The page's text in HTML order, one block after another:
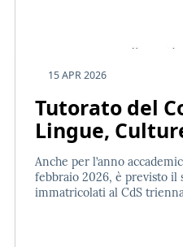
15 APR 2026
Tutorato del
Lingue,
Anche per l’anno
febbraio 2026, è previsto
immatricolati al CdS